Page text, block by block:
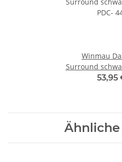
Winmau
Surround
PDC-
53,95